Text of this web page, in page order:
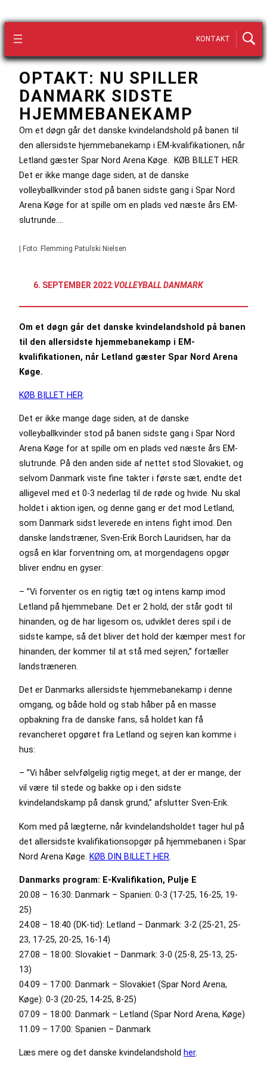
KONTAKT
OPTAKT: NU SPILLER
DANMARK SIDSTE
HJEMMEBANEKAMP
Om et døgn går det danske kvindelandshold på banen til
den allersidste hjemmebanekamp i EM-kvalifikationen, når
Letland gæster Spar Nord Arena Køge. KØB BILLET HER.
Det er ikke mange dage siden, at de danske
volleyballkvinder stod på banen sidste gang i Spar Nord
Arena Køge for at spille om en plads ved næste års EM-
slutrunde.…
| Foto: Flemming Patulski Nielsen
6. SEPTEMBER 2022:VOLLEYBALL DANMARK
Om et døgn går det danske kvindelandshold på banen
til den allersidste hjemmebanekamp i EM-
kvalifikationen, når Letland gæster Spar Nord Arena
Køge.
KØB BILLET HER.
Det er ikke mange dage siden, at de danske
volleyballkvinder stod på banen sidste gang i Spar Nord
Arena Køge for at spille om en plads ved næste års EM-
slutrunde. På den anden side af nettet stod Slovakiet, og
selvom Danmark viste fine takter i første sæt, endte det
alligevel med et 0-3 nederlag til de røde og hvide. Nu skal
holdet i aktion igen, og denne gang er det mod Letland,
som Danmark sidst leverede en intens fight imod. Den
danske landstræner, Sven-Erik Borch Lauridsen, har da
også en klar forventning om, at morgendagens opgør
bliver endnu en gyser:
– ”Vi forventer os en rigtig tæt og intens kamp imod
Letland på hjemmebane. Det er 2 hold, der står godt til
hinanden, og de har ligesom os, udviklet deres spil i de
sidste kampe, så det bliver det hold der kæmper mest for
hinanden, der kommer til at stå med sejren,” fortæller
landstræneren.
Det er Danmarks allersidste hjemmebanekamp i denne
omgang, og både hold og stab håber på en masse
opbakning fra de danske fans, så holdet kan få
revancheret opgøret fra Letland og sejren kan komme i
hus:
– ”Vi håber selvfølgelig rigtig meget, at der er mange, der
vil være til stede og bakke op i den sidste
kvindelandskamp på dansk grund,” afslutter Sven-Erik.
Kom med på lægterne, når kvindelandsholdet tager hul på
det allersidste kvalifikationsopgør på hjemmebanen i Spar
Nord Arena Køge.
KØB DIN BILLET HER
Danmarks program: E-Kvalifikation, Pulje E
20.08 – 16:30: Danmark – Spanien: 0-3 (17-25, 16-25, 19-
25)
24.08 – 18:40 (DK-tid): Letland – Danmark: 3-2 (25-21, 25-
23, 17-25, 20-25, 16-14)
27.08 – 18:00: Slovakiet – Danmark: 3-0 (25-8, 25-13, 25-
13)
04.09 – 17:00: Danmark – Slovakiet (Spar Nord Arena,
Køge): 0-3 (20-25, 14-25, 8-25)
07.09 – 18:00: Danmark – Letland (Spar Nord Arena, Køge)
11.09 – 17:00: Spanien – Danmark
Læs mere og det danske kvindelandshold her.